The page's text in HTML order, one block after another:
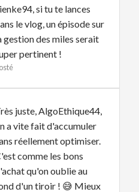
si tu te lances
le vlog, un épisode sur
gestion des miles serait
pertinent !
juste, AlgoEthique44,
a vite fait d'accumuler
réellement optimiser.
comme les bons
qu'on oublie au
d'un tiroir ! 😅 Mieux